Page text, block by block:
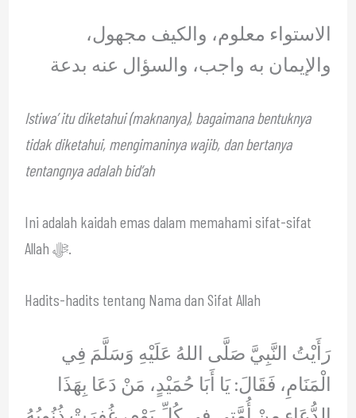
الاستواء معلوم، والكيف مجهول،
والإيمان به واجب، والسؤال عنه بدعة
Istiwa’ itu diketahui (maknanya), bagaimana bentuknya
tidak diketahui, mengimaninya wajib, dan bertanya
tentangnya adalah bid‘ah
Ini adalah kaidah emas dalam memahami sifat-sifat
Allah ﷻ.
Hadits-hadits tentang Nama dan Sifat Allah
رَأَيْتُ النَّبِيَّ صَلَّى اللهُ عَلَيْهِ وَسَلَّمَ فِي
الْمَنَامِ، فَقَالَ: يَا أَبَا حُمَيْدٍ، مَنْ دَعَا بِهَذَا